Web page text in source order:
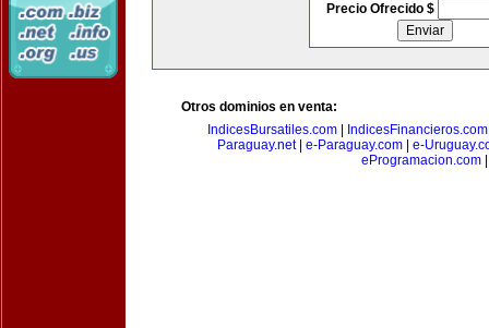
Precio Ofrecido $
Otros dominios en venta:
IndicesBursatiles.com
IndicesFinancieros.com
Paraguay.net| e-Paraguay.com| e-
eProgramacion.com